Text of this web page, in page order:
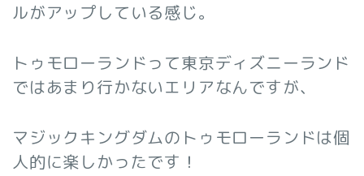
ルがアップしている感じ。
トゥモローランドって東京ディズニーランド
ではあまり行かないエリアなんですが、
マジックキングダムのトゥモローランドは個
人的に楽しかったです！